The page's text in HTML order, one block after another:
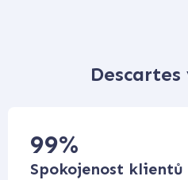
Descartes
99%
Spokojenost klientů